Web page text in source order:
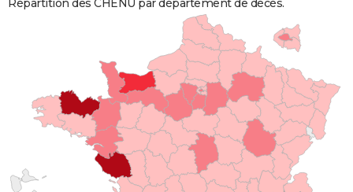
Répartition des CHENU par département de décès.